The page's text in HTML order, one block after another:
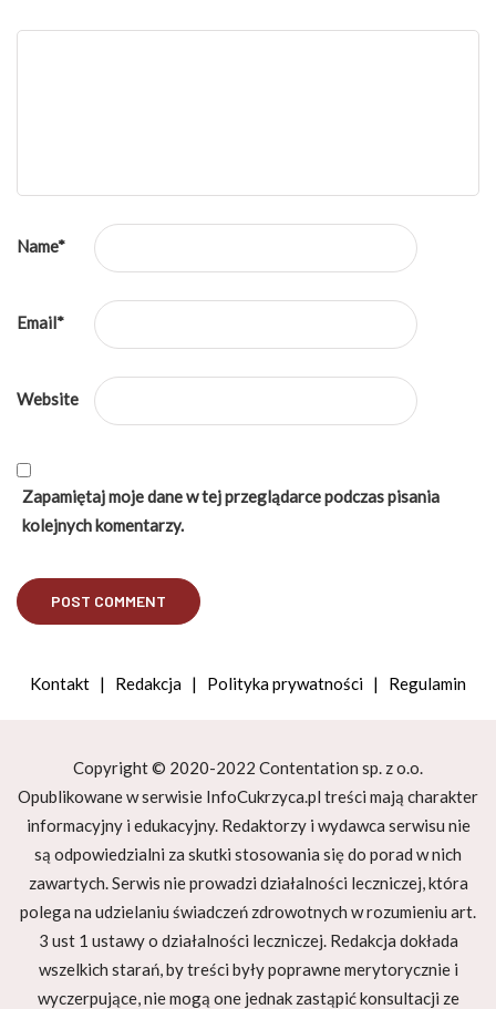
Name*
Email*
Website
Zapamiętaj moje dane w tej przeglądarce podczas pisania
kolejnych komentarzy.
Kontakt | Redakcja | Polityka prywatności | Regulamin
Copyright © 2020-2022 Contentation sp. z o.o.
Opublikowane w serwisie InfoCukrzyca.pl treści mają charakter
informacyjny i edukacyjny. Redaktorzy i wydawca serwisu nie
są odpowiedzialni za skutki stosowania się do porad w nich
zawartych. Serwis nie prowadzi działalności leczniczej, która
polega na udzielaniu świadczeń zdrowotnych w rozumieniu art.
3 ust 1 ustawy o działalności leczniczej. Redakcja dokłada
wszelkich starań, by treści były poprawne merytorycznie i
wyczerpujące, nie mogą one jednak zastąpić konsultacji ze